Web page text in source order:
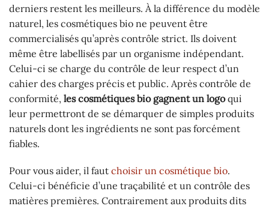
derniers restent les meilleurs. À la différence du modèle
naturel, les cosmétiques bio ne peuvent être
commercialisés qu’après contrôle strict. Ils doivent
même être labellisés par un organisme indépendant.
Celui-ci se charge du contrôle de leur respect d’un
cahier des charges précis et public. Après contrôle de
conformité, les cosmétiques bio gagnent un logoqui
leur permettront de se démarquer de simples produits
naturels dont les ingrédients ne sont pas forcément
fiables.
Pour vous aider, il faut choisir un cosmétique bio.
Celui-ci bénéficie d’une traçabilité et un contrôle des
matières premières. Contrairement aux produits dits